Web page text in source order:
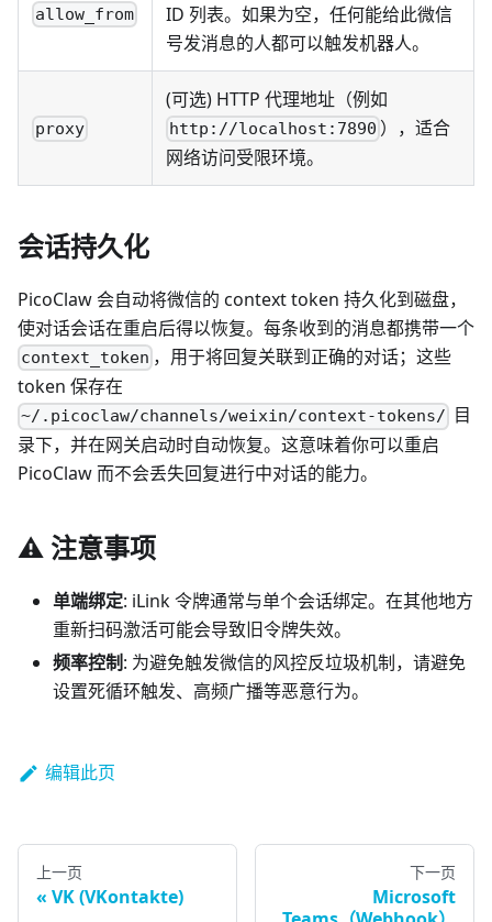
allow_from
ID 列表。如果为空，任何能给此微信
号发消息的人都可以触发机器人。
proxy
(可选) HTTP 代理地址（例如
http://localhost:7890 ），适合
网络访问受限环境。
会话持久化
PicoClaw 会自动将微信的 context token 持久化到磁盘，
使对话会话在重启后得以恢复。每条收到的消息都携带一个
context_token ，用于将回复关联到正确的对话；这些
token 保存在
~/.picoclaw/channels/weixin/context-tokens/ 目
录下，并在网关启动时自动恢复。这意味着你可以重启
PicoClaw 而不会丢失回复进行中对话的能力。
⚠️ 注意事项
单端绑定: iLink 令牌通常与单个会话绑定。在其他地方
重新扫码激活可能会导致旧令牌失效。
频率控制: 为避免触发微信的风控反垃圾机制，请避免
设置死循环触发、高频广播等恶意行为。
编辑此页
上一页
VK (VKontakte)
下一页
Microsoft